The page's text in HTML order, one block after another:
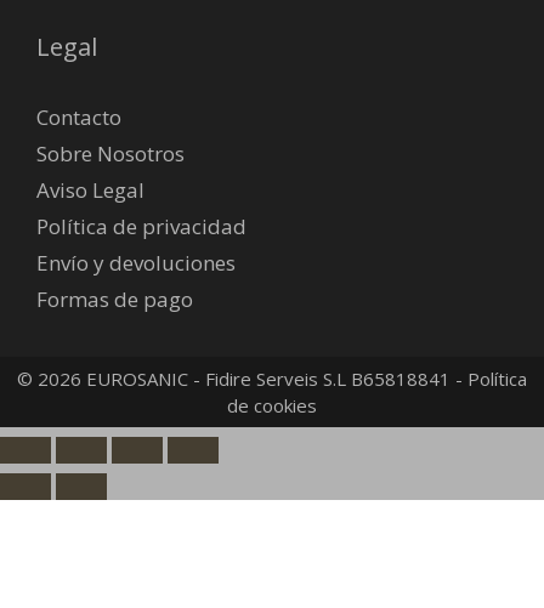
Legal
Contacto
Sobre Nosotros
Aviso Legal
Política de privacidad
Envío y devoluciones
Formas de pago
© 2026 EUROSANIC - Fidire Serveis S.L B65818841 - Política
de cookies